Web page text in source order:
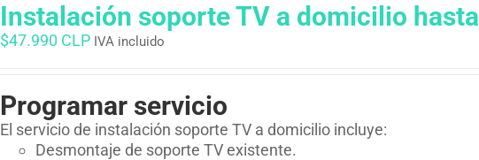
Instalación soporte TV a domicilio hasta
$47.990 CLP IVA incluido
Programar servicio
El servicio de instalación soporte TV a domicilio incluye:
Desmontaje de soporte TV existente.